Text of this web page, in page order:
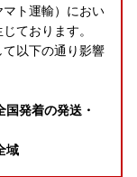
ト運輸）におい
ております。
以下の通り影響
国発着の発送・
域